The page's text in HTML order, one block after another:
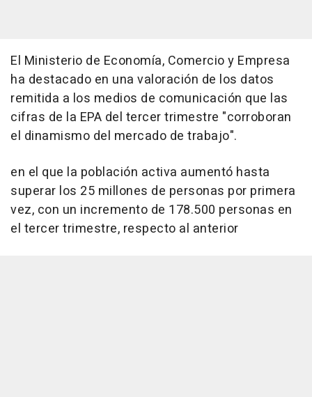
El Ministerio de Economía, Comercio y Empresa
ha destacado en una valoración de los datos
remitida a los medios de comunicación que las
cifras de la EPA del tercer trimestre "corroboran
el dinamismo del mercado de trabajo".
en el que la población activa aumentó hasta
superar los 25 millones de personas por primera
vez, con un incremento de 178.500 personas en
el tercer trimestre, respecto al anterior